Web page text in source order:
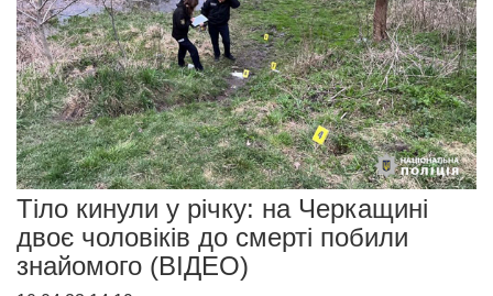
Тіло кинули у річку: на Черкащині
двоє чоловіків до смерті побили
знайомого (ВІДЕО)